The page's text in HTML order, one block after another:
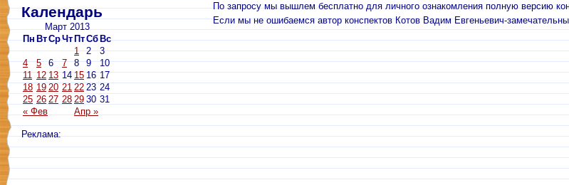
Календарь
Март 2013
ПнВтСрЧтПтСбВс
« Фев Апр »
1 2
3
4
5 6 7 8 9
10
11 12 13 14 15 16 17
18 19 20 21 22 23 24
25 26 27 28 29 30 31
Реклама:
По запросу мы вышлем бесплатно для личного ознакомления полную версию
Если мы не ошибаемся автор конспектов Котов Вадим Евгеньевич-